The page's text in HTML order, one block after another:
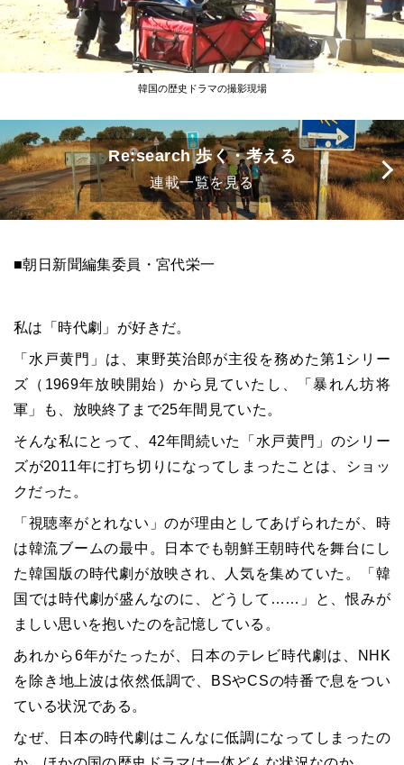
韓国の歴史ドラマの撮影現場
Re:search 歩く・考える
連載一覧を見る
■朝日新聞編集委員・宮代栄一
私は「時代劇」が好きだ。
「水戸黄門」は、東野英治郎が主役を務めた第1 シリー
ズ（ 1969年放映開始）から見ていたし、「暴れん坊将
軍」も、放映終了まで25年間見ていた。
そんな私にとって、 42年間続いた「水戸黄門」のシリー
ズが2011年に打ち切りになってしまったことは、ショッ
クだった。
「視聴率がとれない」のが理由としてあげられたが、時
は韓流ブームの最中。日本でも朝鮮王朝時代を舞台にし
た韓国版の時代劇が放映され、人気を集めていた。「韓
国では時代劇が盛んなのに、どうして……」と、恨みが
ましい思いを抱いたのを記憶している。
あれから6年がたったが、日本のテレビ時代劇は、
NHK
を除き地上波は依然低調で、
BSやCSの特番で息をつい
ている状況である。
なぜ、日本の時代劇はこんなに低調になってしまったの